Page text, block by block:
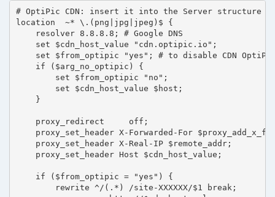
# OptiPic CDN: insert it into the Server structure
location  ~* \.(png|jpg|jpeg)$ {
    resolver 8.8.8.8; # Google DNS
    set $cdn_host_value "cdn.optipic.io";
set $from_optipic "yes"; # to disable CDN
    if ($arg_no_optipic) {
        set $from_optipic "no";
        set $cdn_host_value $host;
    }
    proxy_redirect     off;
proxy_set_header X-Forwarded-For
    proxy_set_header X-Real-IP $remote_addr;
    proxy_set_header Host $cdn_host_value;
    if ($from_optipic = "yes") {
        rewrite ^/(.*) /site-XXXXXX/$1 break;